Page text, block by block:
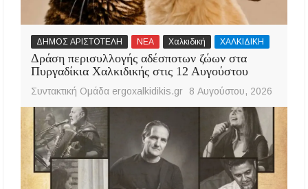
ΔΗΜΟΣ ΑΡΙΣΤΟΤΕΛΗ ΝΕΑ Χαλκιδική ΧΑΛΚΙΔΙΚΗ
Δράση περισυλλογής αδέσποτων ζώων στα
Πυργαδίκια Χαλκιδικής στις 12 Αυγούστου
Συντακτική Ομάδα ergoxalkidikis.gr 8 Αυγούστου, 2026